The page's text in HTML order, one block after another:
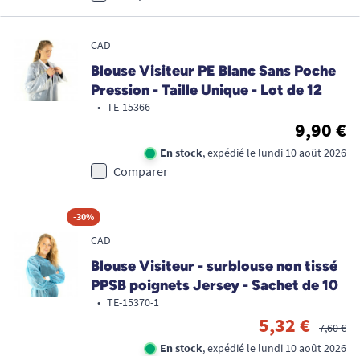
CAD
Blouse Visiteur PE Blanc Sans Poche
Pression - Taille Unique - Lot de 12
• TE-15366
9,90 €
En stock, expédié le lundi 10 août 2026
Comparer
-30%
CAD
Blouse Visiteur - surblouse non tissé
PPSB poignets Jersey - Sachet de 10
• TE-15370-1
5,32 €
7,60 €
En stock, expédié le lundi 10 août 2026